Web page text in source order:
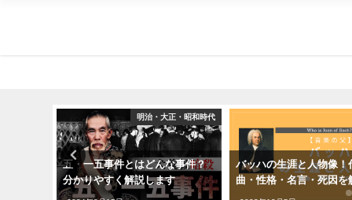
明治・大正・昭和時代
五・一五事件とはどんな事件？
分かりやすく解説します
バッハの生涯と人物像！
曲・性格・名言・死因を